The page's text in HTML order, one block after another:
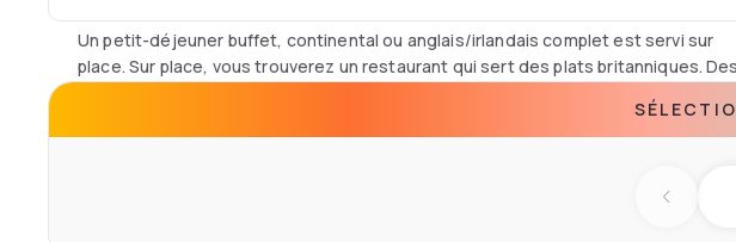
Un petit-déjeuner buffet, continental ou anglais/irlandais complet est servi sur
place. Sur place, vous trouverez un restaurant qui sert des plats britanniques. Des
les environs, telles que le vélo. Vous séjournerez à respectivement 2 km et 4,4 km